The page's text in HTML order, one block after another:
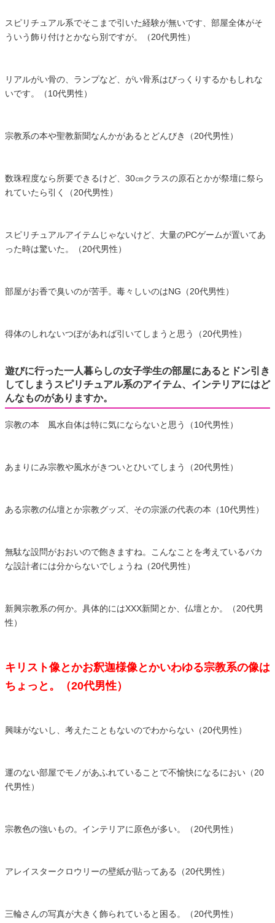
スピリチュアル系でそこまで引いた経験が無いです、部屋全体がそ
ういう飾り付けとかなら別ですが。（20代男性）
リアルがい骨の、ランプなど、がい骨系はびっくりするかもしれな
いです。（10代男性）
宗教系の本や聖教新聞なんかがあるとどんびき（20代男性）
数珠程度なら所要できるけど、30㎝クラスの原石とかが祭壇に祭ら
れていたら引く（20代男性）
スピリチュアルアイテムじゃないけど、大量のPCゲームが置いてあ
った時は驚いた。（20代男性）
部屋がお香で臭いのが苦手。毒々しいのはNG（20代男性）
得体のしれないつぼがあれば引いてしまうと思う（20代男性）
遊びに行った一人暮らしの女子学生の部屋にあるとドン引き
してしまうスピリチュアル系のアイテム、インテリアにはど
んなものがありますか。
宗教の本 風水自体は特に気にならないと思う（10代男性）
あまりにみ宗教や風水がきついとひいてしまう（20代男性）
ある宗教の仏壇とか宗教グッズ、その宗派の代表の本（10代男性）
無駄な設問がおおいので飽きますね。こんなことを考えているバカ
な設計者には分からないでしょうね（20代男性）
新興宗教系の何か。具体的にはXXX新聞とか、仏壇とか。（20代男
性）
キリスト像とかお釈迦様像とかいわゆる宗教系の像は
ちょっと。（20代男性）
興味がないし、考えたこともないのでわからない（20代男性）
運のない部屋でモノがあふれていることで不愉快になるにおい（20
代男性）
宗教色の強いもの。インテリアに原色が多い。（20代男性）
アレイスタークロウリーの壁紙が貼ってある（20代男性）
三輪さんの写真が大きく飾られていると困る。（20代男性）